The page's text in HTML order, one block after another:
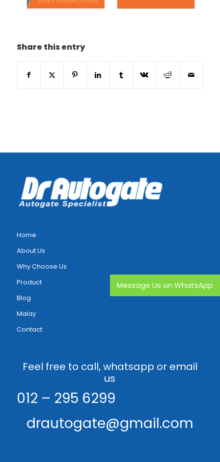
Share this entry
Home
About Us
Why Choose Us
Product
Blog
Malay
Contact
Feel free to call, whatsapp or email
us
012 – 295 6299
drautogate@gmail.com
Message Us on WhatsApp